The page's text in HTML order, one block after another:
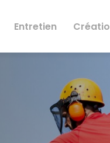
Entretien